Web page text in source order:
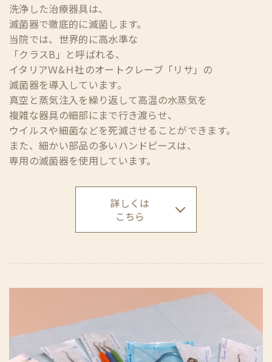
洗浄した治療器具は、
滅菌器で徹底的に滅菌します。
当院では、世界的に高水準な
「クラスB」と呼ばれる、
イタリアＷ&Ｈ社のオートクレーブ「リサ」の
滅菌器を導入しています。
真空と蒸気注入を繰り返して高温の水蒸気を
複雑な器具の細部にまで行き渡らせ、
ウイルスや細菌などを死滅させることができます。
また、細かい部品の多いハンドピースは、
専用の滅菌器を使用しています。
詳しくは
こちら